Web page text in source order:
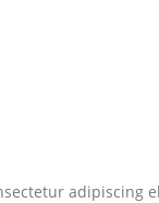
adipiscing